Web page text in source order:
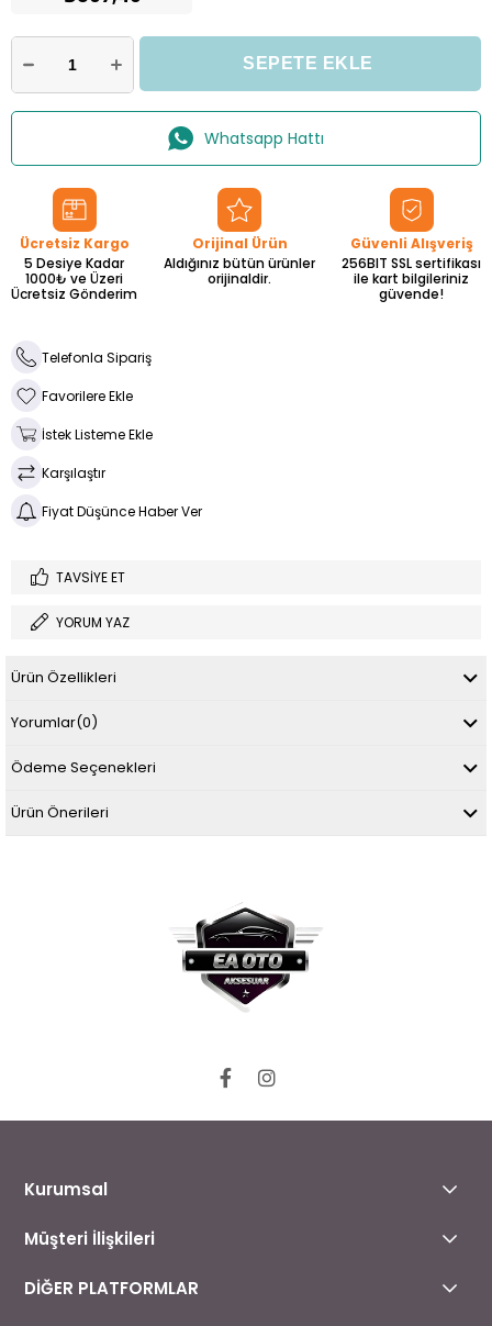
Whatsapp Hattı
Ücretsiz Kargo
5 Desiye Kadar
1000₺ ve Üzeri
Ücretsiz Gönderim
Orijinal Ürün
Aldığınız bütün ürünler
orijinaldir.
Güvenli Alışveriş
256BIT SSL sertifikası
ile kart bilgileriniz
güvende!
Telefonla Sipariş
Favorilere Ekle
İstek Listeme Ekle
Karşılaştır
Fiyat Düşünce Haber Ver
TAVSIYE ET
YORUM YAZ
Ürün Özellikleri
Yorumlar(0)
Ödeme Seçenekleri
Ürün Önerileri
Kurumsal
Müşteri İlişkileri
DİĞER PLATFORMLAR